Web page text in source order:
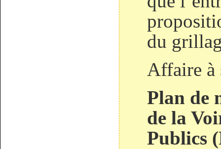
du
Affaire à
Plan de
de la
Publics